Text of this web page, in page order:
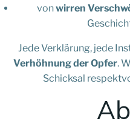
vonwirren
Jede Verklärung, jede
Verhöhnung der Opfer.
Schicksal